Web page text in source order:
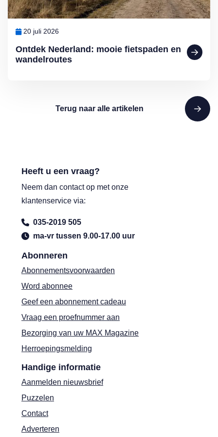
Ontdek Nederland: mooie fietspaden en
wandelroutes
20 juli 2026
Terug naar alle artikelen
Abonneren
Abonnementsvoorwaarden
Word abonnee
Geef een abonnement cadeau
Vraag een proefnummer aan
Bezorging van uw MAX Magazine
Herroepingsmelding
Handige informatie
Aanmelden nieuwsbrief
Puzzelen
Contact
Adverteren
Heeft u een vraag?
Neem dan contact op met onze
klantenservice via:
035-2019 505
ma-vr tussen 9.00-17.00 uur